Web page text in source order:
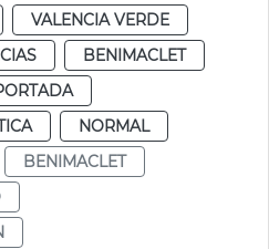
VALENCIA VERDE
BENIMACLET
NORMAL
BENIMACLET